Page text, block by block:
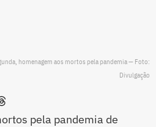
homenagem aos mortos pela pandemia — Foto:
Divulgação
pela pandemia de